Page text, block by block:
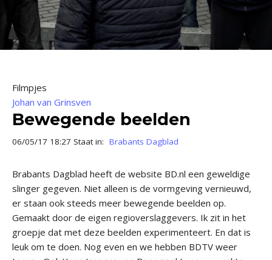
Filmpjes
Johan van Grinsven
Bewegende beelden
06/05/17 18:27 Staat in: Brabants Dagblad
Brabants Dagblad heeft de website BD.nl een geweldige
slinger gegeven. Niet alleen is de vormgeving vernieuwd,
er staan ook steeds meer bewegende beelden op.
Gemaakt door de eigen regioverslaggevers. Ik zit in het
groepje dat met deze beelden experimenteert. En dat is
leuk om te doen. Nog even en we hebben BDTV weer